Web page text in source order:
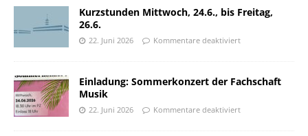
Kurzstunden Mittwoch, 24.6., bis Freitag,
26.6.
22. Juni 2026 Kommentare deaktiviert
Einladung: Sommerkonzert der Fachschaft
Musik
22. Juni 2026 Kommentare deaktiviert